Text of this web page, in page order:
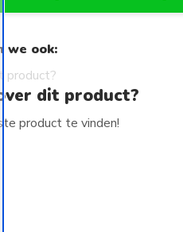
we ook:
dit product?
product te vinden!